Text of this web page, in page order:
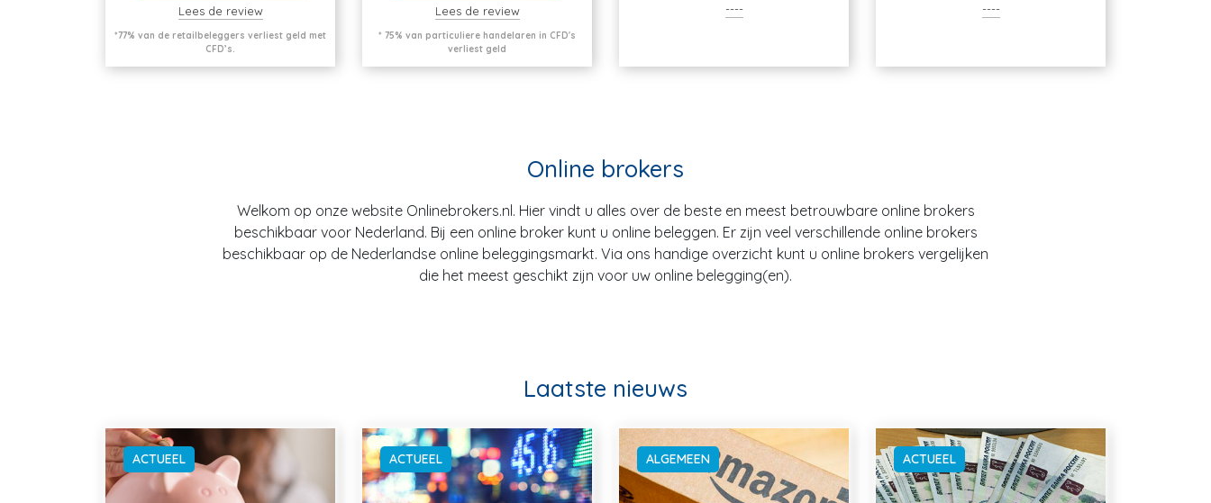
Lees de review
*77% van de retailbeleggers verliest geld met
CFD’s.
Lees de review
* 75% van particuliere handelaren in CFD's
verliest geld
---- ----
Online brokers
Welkom op onze website Onlinebrokers.nl. Hier vindt u alles over de beste en meest betrouwbare online brokers
beschikbaar voor Nederland. Bij een online broker kunt u online beleggen. Er zijn veel verschillende online brokers
beschikbaar op de Nederlandse online beleggingsmarkt. Via ons handige overzicht kunt u online brokers vergelijken
die het meest geschikt zijn voor uw online belegging(en).
Laatste nieuws
ACTUEEL ACTUEEL ALGEMEEN ACTUEEL